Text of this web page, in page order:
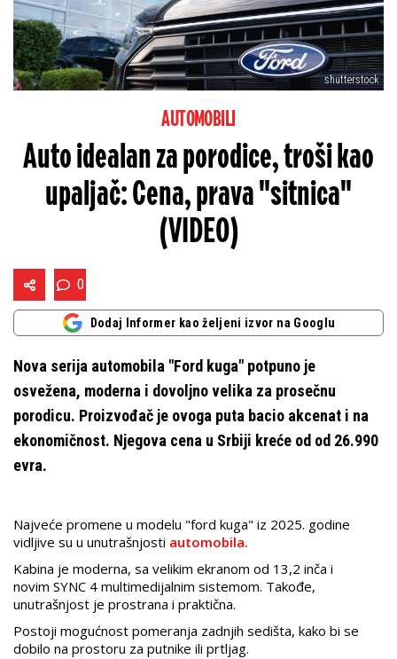
shutterstock
AUTOMOBILI
Auto idealan za porodice, troši kao
upaljač: Cena, prava "sitnica"
(VIDEO)
0
Dodaj Informer kao željeni izvor na Googlu
Nova serija automobila "Ford kuga" potpuno je
osvežena, moderna i dovoljno velika za prosečnu
porodicu. Proizvođač je ovoga puta bacio akcenat i na
ekonomičnost. Njegova cena u Srbiji kreće od od 26.990
evra.
Najveće promene u modelu "ford kuga" iz 2025. godine
vidljive su u unutrašnjosti automobila.
Kabina je moderna, sa velikim ekranom od 13,2 inča i
novim SYNC 4 multimedijalnim sistemom. Takođe,
unutrašnjost je prostrana i praktična.
Postoji mogućnost pomeranja zadnjih sedišta, kako bi se
dobilo na prostoru za putnike ili prtljag.